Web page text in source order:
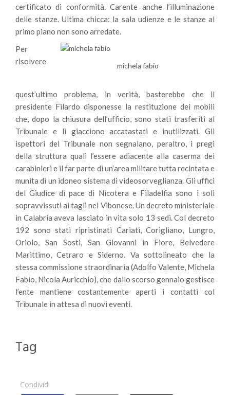
certificato di conformità. Carente anche l’illuminazione
delle stanze. Ultima chicca: la sala udienze e le stanze al
primo piano non sono arredate.
michela fabio
Per
risolvere
quest’ultimo problema, in verità, basterebbe che il
presidente Filardo disponesse la restituzione dei mobili
che, dopo la chiusura dell’ufficio, sono stati trasferiti al
Tribunale e lì giacciono accatastati e inutilizzati. Gli
ispettori del Tribunale non segnalano, peraltro, i pregi
della struttura quali l’essere adiacente alla caserma dei
carabinieri e il far parte di un’area militare tutta recintata e
munita di un idoneo sistema di videosorveglianza. Gli uffici
del Giudice di pace di Nicotera e Filadelfia sono i soli
sopravvissuti ai tagli nel Vibonese. Un decreto ministeriale
in Calabria aveva lasciato in vita solo 13 sedi. Col decreto
192 sono stati ripristinati Cariati, Corigliano, Lungro,
Oriolo, San Sosti, San Giovanni in Fiore, Belvedere
Marittimo, Cetraro e Siderno. Va sottolineato che la
stessa commissione straordinaria (Adolfo Valente, Michela
Fabio, Nicola Auricchio), che dallo scorso gennaio gestisce
l’ente mantiene costantemente aperti i contatti col
Tribunale in attesa di nuovi eventi.
Tag
Condividi